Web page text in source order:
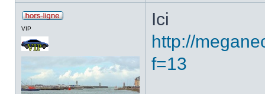
VIP
Ici
http://
f=13